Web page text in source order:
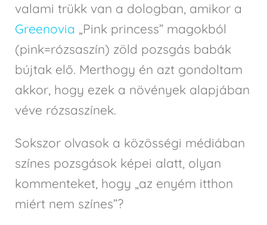
valami trükk van a dologban, amikor a
Greenovia „Pink princess” magokból
(pink=rózsaszín) zöld pozsgás babák
bújtak elő. Merthogy én azt gondoltam
akkor, hogy ezek a növények alapjában
véve rózsaszínek.
Sokszor olvasok a közösségi médiában
színes pozsgások képei alatt, olyan
kommenteket, hogy „az enyém itthon
miért nem színes”?